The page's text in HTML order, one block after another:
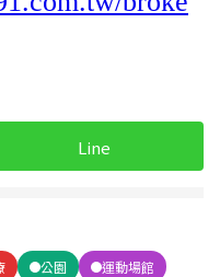
Line
公園 運動場館